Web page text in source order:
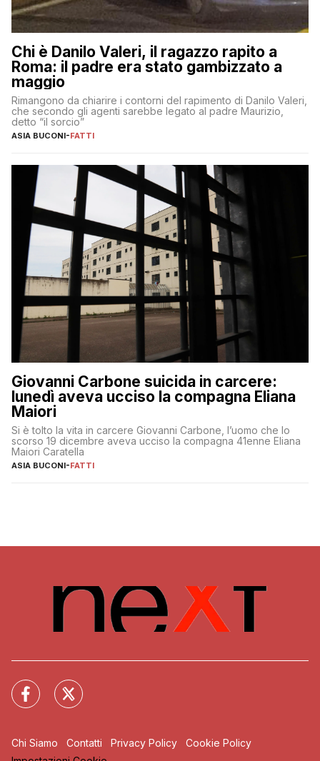
Chi è Danilo Valeri, il ragazzo rapito a
Roma: il padre era stato gambizzato a
maggio
Rimangono da chiarire i contorni del rapimento di Danilo Valeri,
che secondo gli agenti sarebbe legato al padre Maurizio,
detto “il sorcio”
ASIA BUCONI-FATTI
Giovanni Carbone suicida in carcere:
lunedì aveva ucciso la compagna Eliana
Maiori
Si è tolto la vita in carcere Giovanni Carbone, l’uomo che lo
scorso 19 dicembre aveva ucciso la compagna 41enne Eliana
Maiori Caratella
ASIA BUCONI-FATTI
Chi Siamo Contatti Privacy Policy
Cookie Policy